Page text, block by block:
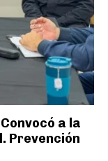
a la
Prevención